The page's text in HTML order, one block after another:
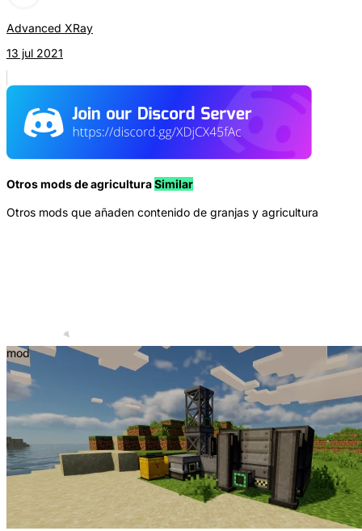
Advanced XRay
13 jul 2021
Otros mods de agriculturaSimilar
Otros mods que añaden contenido de granjas y agricultura
mod